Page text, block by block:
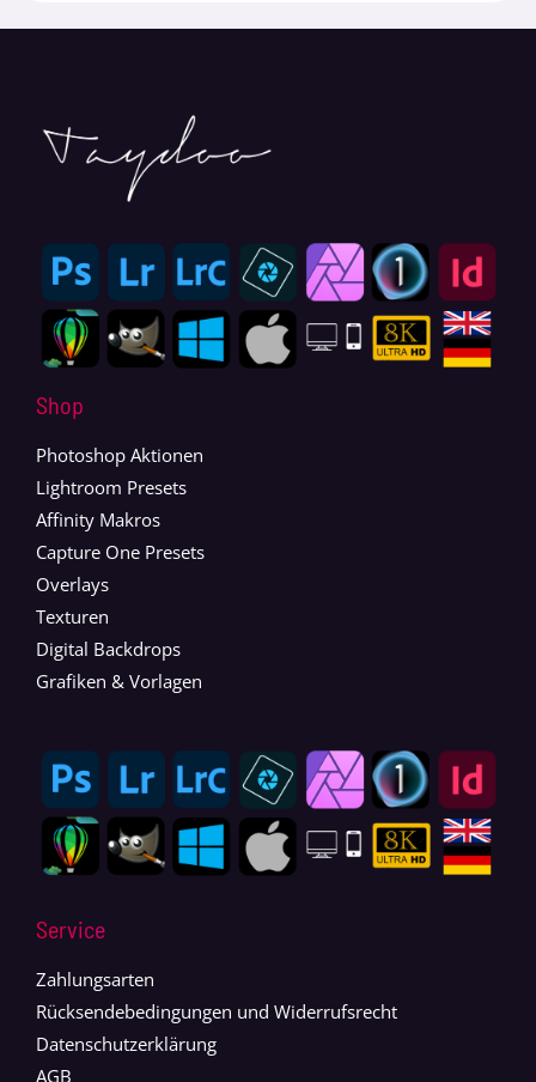
Shop
Photoshop Aktionen
Lightroom Presets
Affinity Makros
Capture One Presets
Overlays
Texturen
Digital Backdrops
Grafiken & Vorlagen
Service
Zahlungsarten
Rücksendebedingungen und Widerrufsrecht
Datenschutzerklärung
AGB